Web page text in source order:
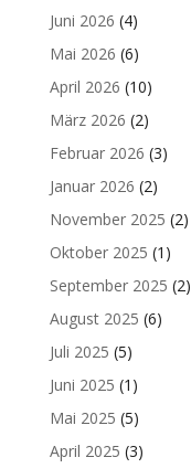
Juni 2026 (4)
Mai 2026 (6)
April 2026 (10)
März 2026 (2)
Februar 2026 (3)
Januar 2026 (2)
November 2025 (2)
Oktober 2025 (1)
September 2025 (2)
August 2025 (6)
Juli 2025 (5)
Juni 2025 (1)
Mai 2025 (5)
April 2025 (3)